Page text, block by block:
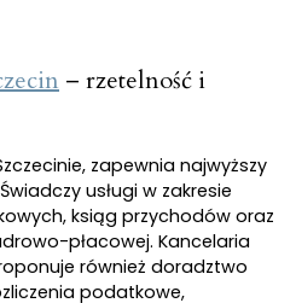
– rzetelność i
zapewnia najwyższy
usługi w zakresie
ksiąg przychodów oraz
płacowej. Kancelaria
również doradztwo
podatkowe,